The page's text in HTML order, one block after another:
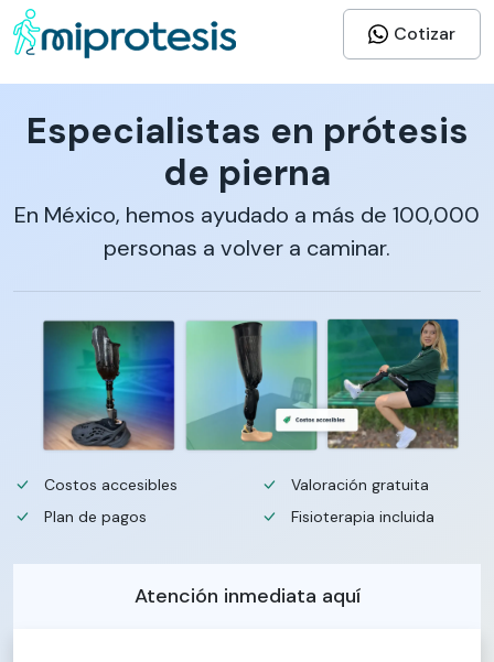
Cotizar
Especialistas en prótesis
de pierna
En México, hemos ayudado a más de 100,000
personas a volver a caminar.
Costos accesibles
Plan de pagos
Valoración gratuita
Fisioterapia incluida
Atención inmediata aquí